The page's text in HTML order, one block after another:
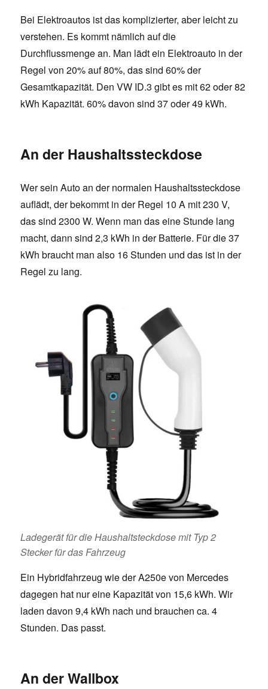
Bei Elektroautos ist das komplizierter, aber leicht zu
verstehen. Es kommt nämlich auf die
Durchflussmenge an. Man lädt ein Elektroauto in der
Regel von 20% auf 80%, das sind 60% der
Gesamtkapazität. Den VW ID.3 gibt es mit 62 oder 82
kWh Kapazität. 60% davon sind 37 oder 49 kWh.
An der Haushaltssteckdose
Wer sein Auto an der normalen Haushaltssteckdose
auflädt, der bekommt in der Regel 10 A mit 230 V,
das sind 2300 W. Wenn man das eine Stunde lang
macht, dann sind 2,3 kWh in der Batterie. Für die 37
kWh braucht man also 16 Stunden und das ist in der
Regel zu lang.
Ladegerät für die Haushaltsteckdose mit Typ 2
Stecker für das Fahrzeug
Ein Hybridfahrzeug wie der A250e von Mercedes
dagegen hat nur eine Kapazität von 15,6 kWh. Wir
laden davon 9,4 kWh nach und brauchen ca. 4
Stunden. Das passt.
An der Wallbox